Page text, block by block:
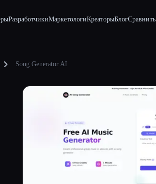
РазработчикиМаркетологиКреаторыБлогСравнить
Song Generator AI